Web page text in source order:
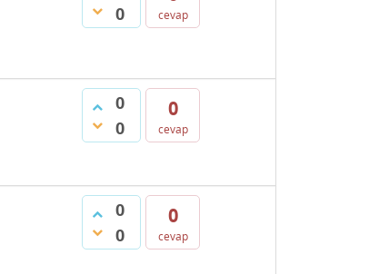
0
cevap
0
0
0
cevap
0
0
0
cevap